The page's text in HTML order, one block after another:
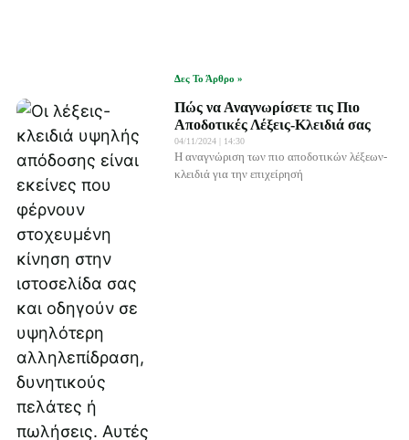
Δες Το Άρθρο »
Πώς να Αναγνωρίσετε τις Πιο
Αποδοτικές Λέξεις-Κλειδιά σας
04/11/2024 14:30
Η αναγνώριση των πιο αποδοτικών λέξεων-
κλειδιά για την επιχείρησή